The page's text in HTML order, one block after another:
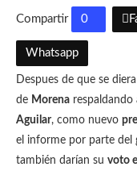
Compartir 0
Whatsapp
Despues de que se
de Morena respaldando
Aguilar, como nuevo
el informe por parte del
también darían su voto